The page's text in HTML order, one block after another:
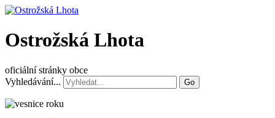
Ostrožská Lhota
oficiální stránky obce
Vyhledávání...
Go